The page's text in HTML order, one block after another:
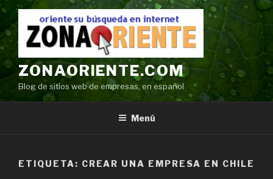
Ir
contenido
ZONAORIENTE.COM
Blog de sitios web de empresas, en español
Menú
ETIQUETA: CREAR UNA EMPRESA EN CHILE